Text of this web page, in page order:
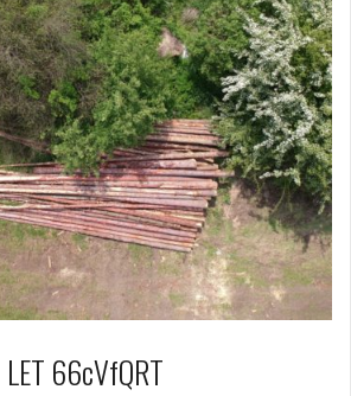
LET 66cVfQRT